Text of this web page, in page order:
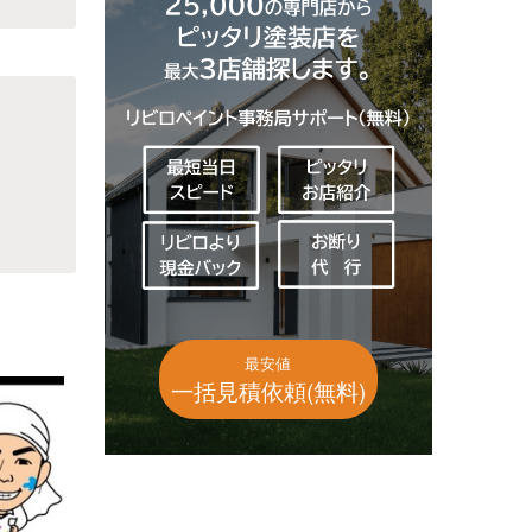
最安値
一括見積依頼(無料)